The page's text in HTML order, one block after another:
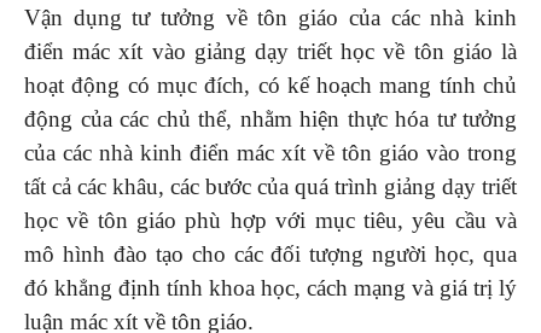
Vận dụng tư tưởng về tôn giáo của các nhà kinh
điển mác xít vào giảng dạy triết học về tôn giáo là
hoạt động có mục đích, có kế hoạch mang tính chủ
động của các chủ thể, nhằm hiện thực hóa tư tưởng
của các nhà kinh điển mác xít về tôn giáo vào trong
tất cả các khâu, các bước của quá trình giảng dạy triết
học về tôn giáo phù hợp với mục tiêu, yêu cầu và
mô hình đào tạo cho các đối tượng người học, qua
đó khẳng định tính khoa học, cách mạng và giá trị lý
luận mác xít về tôn giáo.